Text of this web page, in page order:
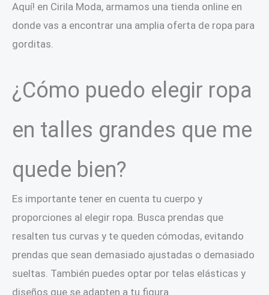
Aquí! en Cirila Moda, armamos una tienda online en
donde vas a encontrar una amplia oferta de ropa para
gorditas.
¿Cómo puedo elegir ropa
en talles grandes que me
quede bien?
Es importante tener en cuenta tu cuerpo y
proporciones al elegir ropa. Busca prendas que
resalten tus curvas y te queden cómodas, evitando
prendas que sean demasiado ajustadas o demasiado
sueltas. También puedes optar por telas elásticas y
diseños que se adapten a tu figura.